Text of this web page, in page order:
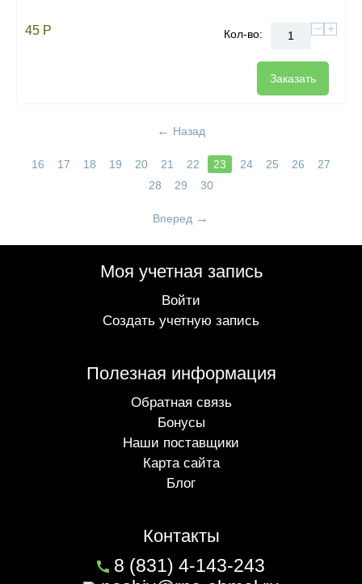
45 Р Кол-во: +
−
Заказать
Назад
16 17 18 19 20 21 22 23 24 25 26
27
28
29 30
Вперед
Моя учетная запись
Войти
Создать учетную запись
Полезная информация
Обратная связь
Бонусы
Наши поставщики
Карта сайта
Блог
Контакты
8 (831) 4-143-243